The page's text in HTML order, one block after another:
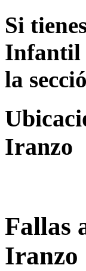
Si
Infantil
la
Iranzo
Fallas
Iranzo